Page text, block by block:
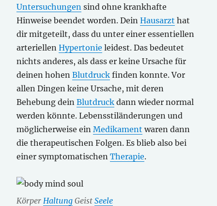
Untersuchungen sind ohne krankhafte
Hinweise beendet worden. DeinHausarzt hat
dir mitgeteilt, dass du unter einer essentiellen
arteriellenHypertonie leidest. Das bedeutet
nichts anderes, als dass er keine Ursache für
deinen hohenBlutdruck finden konnte. Vor
allen Dingen keine Ursache, mit deren
Behebung deinBlutdruck dann wieder normal
werden könnte. Lebensstiländerungen und
möglicherweise einMedikament waren dann
die therapeutischen Folgen. Es blieb also bei
einer symptomatischenTherapie.
Körper Haltung GeistSeele